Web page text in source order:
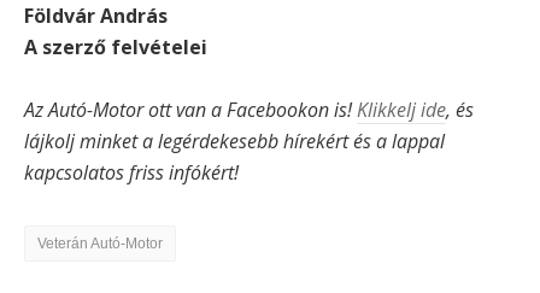
Földvár András
A szerző felvételei
Az Autó-Motor ott van a Facebookon is!Klikkelj ide, és
lájkolj minket a legérdekesebb hírekért és a lappal
kapcsolatos friss infókért!
Veterán Autó-Motor